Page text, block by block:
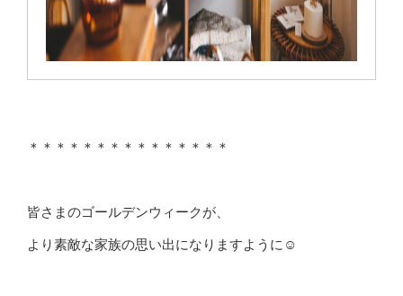
＊＊＊＊＊＊＊＊＊＊＊＊＊＊＊
皆さまのゴールデンウィークが、
より素敵な家族の思い出になりますように☺️